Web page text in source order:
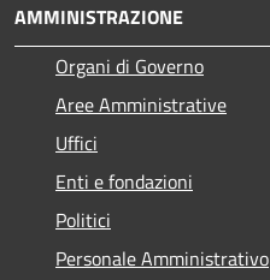
AMMINISTRAZIONE
Organi di Governo
Aree Amministrative
Uffici
Enti e fondazioni
Politici
Personale Amministrativo